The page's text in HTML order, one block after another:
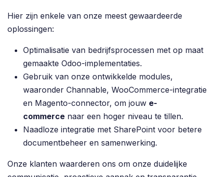
Hier zijn enkele van onze meest gewaardeerde
oplossingen:
Optimalisatie van bedrijfsprocessen met op maat
gemaakte Odoo-implementaties.
Gebruik van onze ontwikkelde modules,
waaronder Channable, WooCommerce-integratie
en Magento-connector, om jouw e-
commerce naar een hoger niveau te tillen.
Naadloze integratie met SharePoint voor betere
documentbeheer en samenwerking.
Onze klanten waarderen ons om onze duidelijke